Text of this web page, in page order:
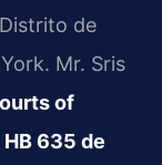
de
Mr. Sris
of
HB 635 de